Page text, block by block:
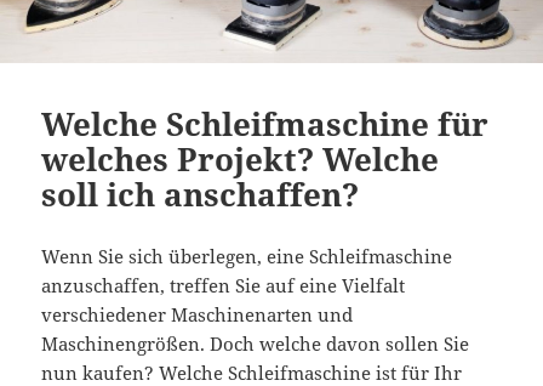
Welche Schleifmaschine für
welches Projekt? Welche
soll ich anschaffen?
Wenn Sie sich überlegen, eine Schleifmaschine
anzuschaffen, treffen Sie auf eine Vielfalt
verschiedener Maschinenarten und
Maschinengrößen. Doch welche davon sollen Sie
nun kaufen? Welche Schleifmaschine ist für Ihr